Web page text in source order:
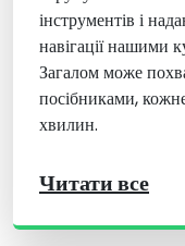
інструментів і
навігації нашими
Загалом може
посібниками,
хвилин.
Читати все